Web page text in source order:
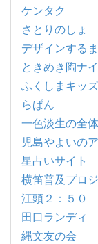
ケンタク
さとりのしょ
デザインする
ときめき陶ナ
ふくしまキッ
らぱん
一色淡生の全
児島やよいの
星占いサイト
横笛普及プロ
江頭２：５０
田口ランディ
縄文友の会